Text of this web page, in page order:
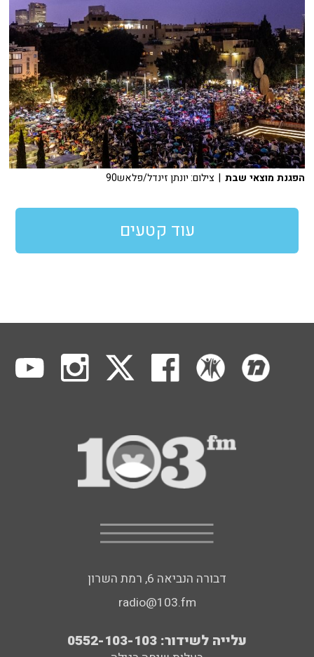
הפגנת מוצאי שבת | צילום: יונתן זינדל/פלאש90
עוד קטעים
דבורה הנביאה 6, רמת השרון
radio@103.fm
עלייה לשידור: 0552-103-103